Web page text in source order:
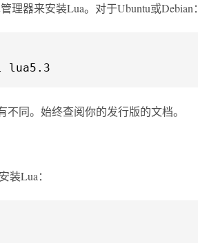
器来安装Lua。对于Ubuntu或Debian：
lua5.3
同。始终查阅你的发行版的文档。
装Lua：